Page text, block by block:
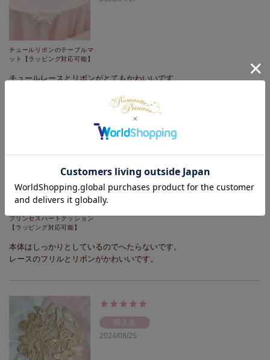
チュールリボンのテーブルマ
ット【ラッピング対応可能】
チュールレースとリボンがとてもかわいいです。
プリンセスハートクッション
【ラッピング対応可能】
購入者
2024/11/10
本体はしっかりとしているのでへたらないです。
レースのフリルとリボンがかわいいです。
購入者
2024/08/25